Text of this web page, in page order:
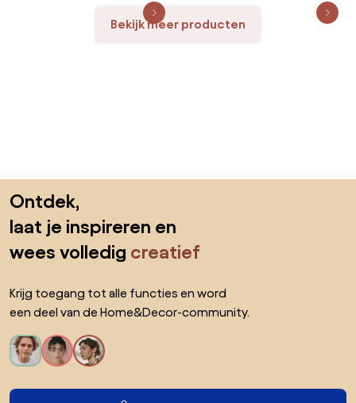
Bekijk meer producten
Ontdek,
laat je inspireren en
wees volledig creatief
Krijg toegang tot alle functies en word
een deel van de Home&Decor-community.